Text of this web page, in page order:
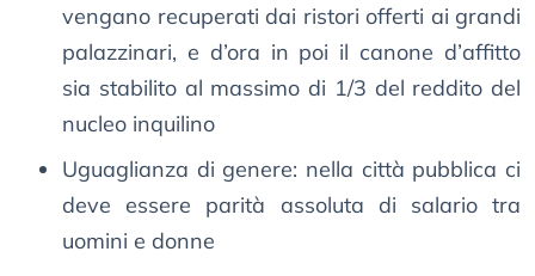
vengano recuperati dai ristori offerti ai grandi
palazzinari, e d’ora in poi il canone d’affitto
sia stabilito al massimo di 1/3 del reddito del
nucleo inquilino
Uguaglianza di genere: nella città pubblica ci
deve essere parità assoluta di salario tra
uomini e donne